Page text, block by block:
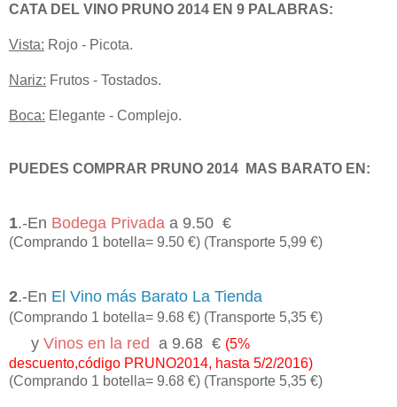
CATA DEL VINO PRUNO 2014 EN 9 PALABRAS:
Vista: Rojo - Picota.
Nariz: Frutos - Tostados.
Boca: Elegante - Complejo.
PUEDES COMPRAR PRUNO 2014 MAS BARATO EN:
1.-En Bodega Privada a 9.50 €
(Comprando 1 botella= 9.50 €) (Transporte 5,99 €)
2.-En El Vino más Barato La Tienda
(Comprando 1 botella= 9.68 €) (Transporte 5,35 €)
y Vinos en la red a 9.68 € (5%
descuento,código PRUNO2014, hasta 5/2/2016)
(Comprando 1 botella= 9.68 €) (Transporte 5,35 €)